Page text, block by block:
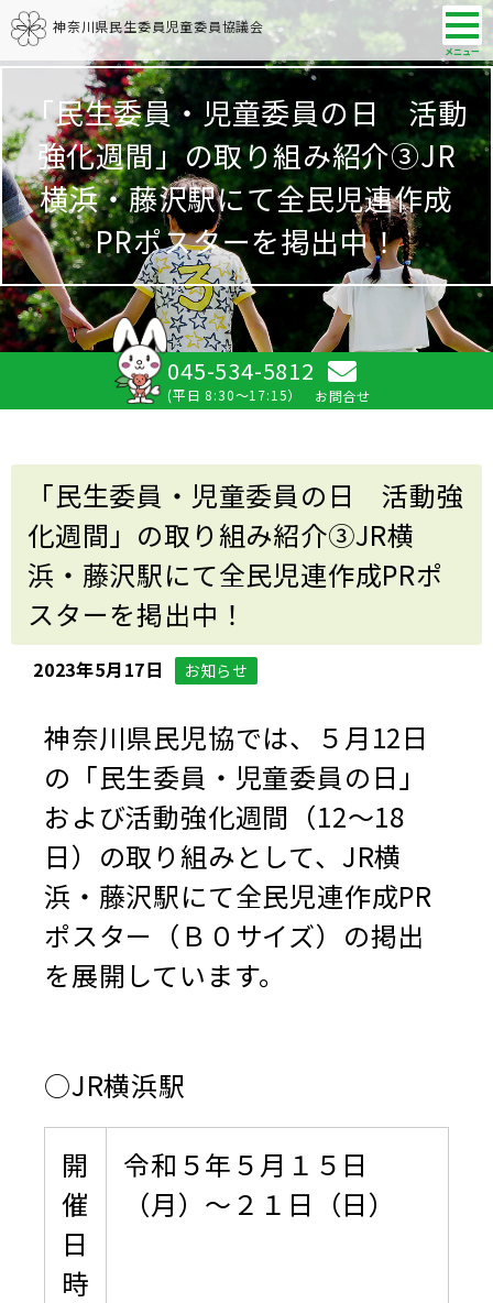
神奈川県民生委員児童委員協議会
「民生委員・児童委員の日 活動
強化週間」の取り組み紹介③JR
横浜・藤沢駅にて全民児連作成
PRポスターを掲出中！
045-534-5812
(平日 8:30～17:15） お問合せ
「民生委員・児童委員の日 活動強
化週間」の取り組み紹介③JR横
浜・藤沢駅にて全民児連作成PRポ
スターを掲出中！
2023年5月17日 お知らせ
神奈川県民児協では、５月12日
の「民生委員・児童委員の日」
および活動強化週間（12～18
日）の取り組みとして、JR横
浜・藤沢駅にて全民児連作成PR
ポスター（Ｂ０サイズ）の掲出
を展開しています。
○JR横浜駅
開
催
日
時
令和５年５月１５日
（月）～２１日（日）